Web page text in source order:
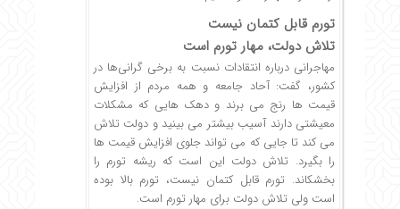
تورم قابل کتمان نیست
تلاش دولت، مهار تورم است
مهاجرانی درباره انتقادات نسبت به برخی گرانی‌ها در
کشور، گفت: آحاد جامعه و همه مردم از افزایش
قیمت ها رنج می برند و دهک هایی که مشکلات
معیشتی دارند آسیب بیشتر می بینید و دولت تلاش
می کند تا جایی که می تواند جلوی افزایش قیمت ها
را بگیرد. تلاش دولت این است که ریشه تورم را
بخشکاند. تورم قابل کتمان نیست، تورم بالا بوده
است ولی تلاش دولت برای مهار تورم است.